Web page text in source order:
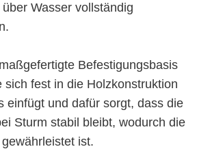
Wasser vollständig
Befestigungsbasis
sich fest in die Holzkonstruktion
einfügt und dafür sorgt, dass die
Sturm stabil bleibt, wodurch die
ist.